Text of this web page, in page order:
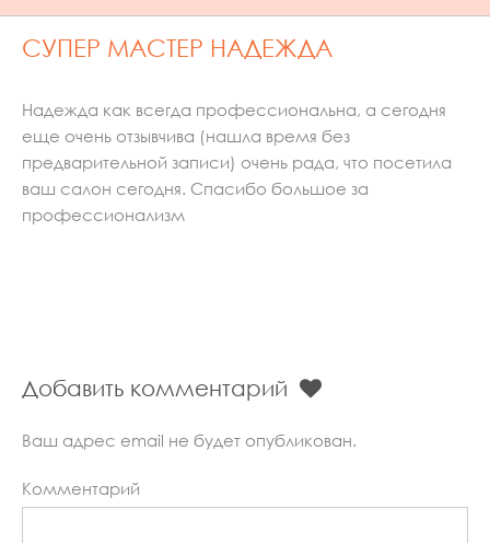
SKIP
TO
СУПЕР МАСТЕР НАДЕЖДА
Надежда как всегда профессиональна, а сегодня
еще очень отзывчива (нашла время без
предварительной записи) очень рада, что посетила
ваш салон сегодня. Спасибо большое за
профессионализм
Добавить комментарий
Ваш адрес email не будет опубликован.
Комментарий